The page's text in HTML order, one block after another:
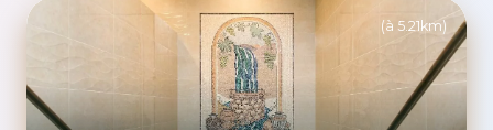
(à 5.21km)